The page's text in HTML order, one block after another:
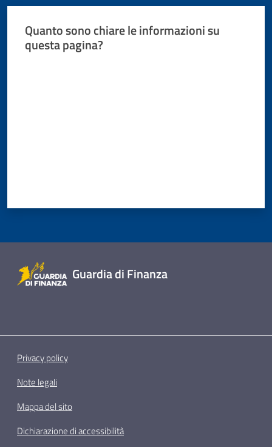
Quanto sono chiare le informazioni su
questa pagina?
Guardia di Finanza
Privacy policy
Note legali
Mappa del sito
Dichiarazione di accessibilità